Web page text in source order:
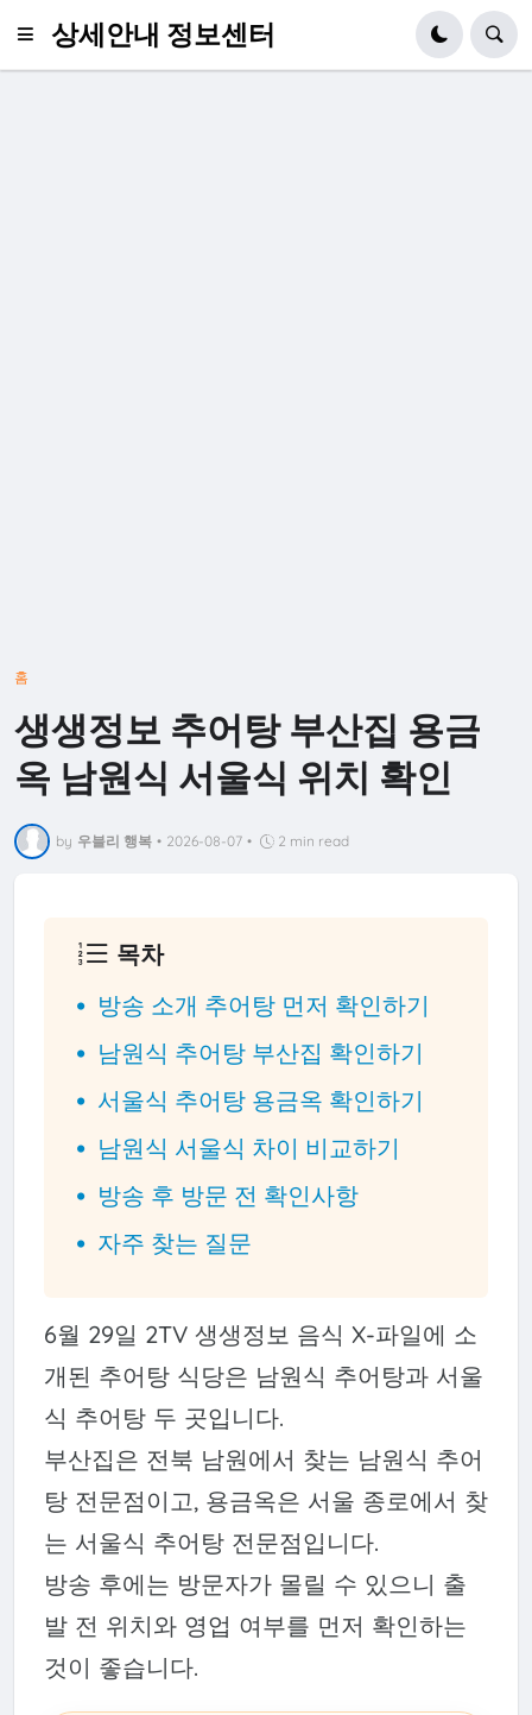
상세안내 정보센터
홈
생생정보 추어탕 부산집 용금
옥 남원식 서울식 위치 확인
by 우블리 행복 • 2026-08-07 • 2 min read
목차
방송 소개 추어탕 먼저 확인하기
남원식 추어탕 부산집 확인하기
서울식 추어탕 용금옥 확인하기
남원식 서울식 차이 비교하기
방송 후 방문 전 확인사항
자주 찾는 질문
6월 29일 2TV 생생정보 음식 X-파일에 소
개된 추어탕 식당은 남원식 추어탕과 서울
식 추어탕 두 곳입니다.
부산집은 전북 남원에서 찾는 남원식 추어
탕 전문점이고, 용금옥은 서울 종로에서 찾
는 서울식 추어탕 전문점입니다.
방송 후에는 방문자가 몰릴 수 있으니 출
발 전 위치와 영업 여부를 먼저 확인하는
것이 좋습니다.